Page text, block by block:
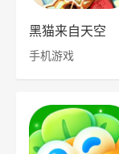
黑猫来自天空
手机游戏